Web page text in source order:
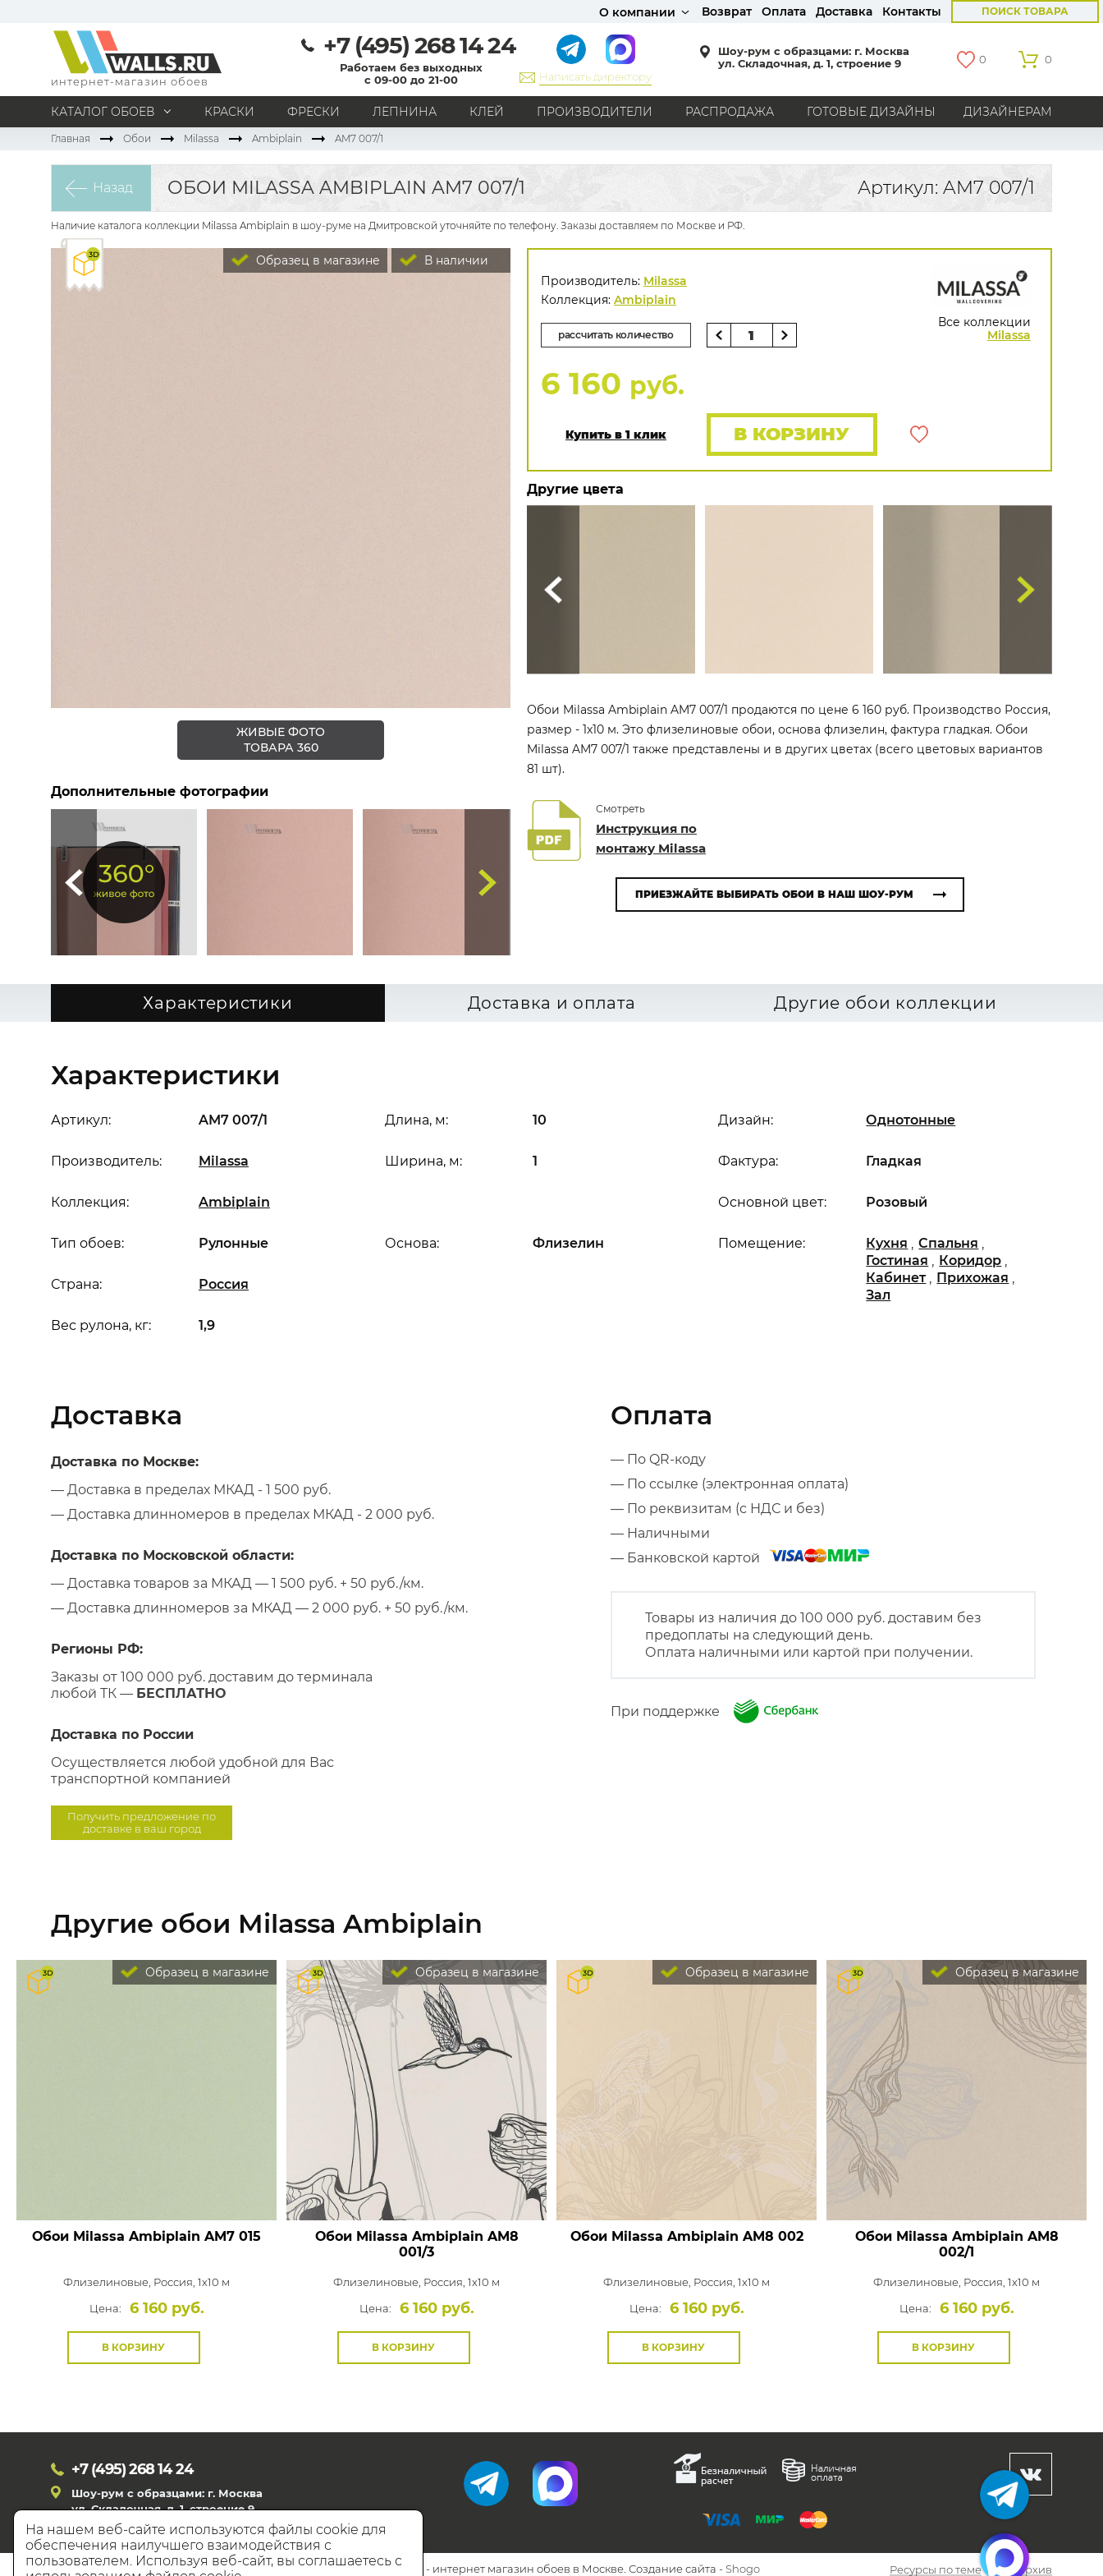
О компании Возврат Оплата Доставка Контакты ПОИСК ТОВАРА
интернет-магазин обоев
+7 (495) 268 14 24
Работаем без выходных
с 09-00 до 21-00
Написать директору
Шоу-рум с образцами: г. Москва
ул. Складочная, д. 1, строение 9
0 0
КАТАЛОГ ОБОЕВ КРАСКИ ФРЕСКИ ЛЕПНИНА КЛЕЙ ПРОИЗВОДИТЕЛИ РАСПРОДАЖА ГОТОВЫЕ ДИЗАЙНЫ ДИЗАЙНЕРАМ
МАТЕРИАЛ
Под покраску
Натуральные
Флизелиновые
Виниловые
Бумажные
Текстильные
Кантри
Модерн Прованс Хай-тек
Лофт
Классика
Английский стиль
Америка
Англия Бельгия
Германия
Голландия
Россия Все страны
ПОМЕЩЕНИЕ
Кабинет
Гостиная
РИСУНОК
Граффити
Карта мира
Под кирпич
С надписями
Однотонные
Цветы
Дамаск
Все рисунки
БРЕНДЫ
Bernardo Bartalucci
Zambaiti
AS Creation
Hygge Roll
Grandeco
ПОКАЗАТЬ ВСЕ ОБОИ
Главная Обои Milassa Ambiplain AM7 007/1
Назад ОБОИ MILASSA AMBIPLAIN AM7 007/1 Артикул: AM7 007/1
Наличие каталога коллекции Milassa Ambiplain в шоу-руме на Дмитровской уточняйте по телефону. Заказы доставляем по Москве и РФ.
В наличии
Образец в магазине
ЖИВЫЕ ФОТО
ТОВАРА 360
Дополнительные фотографии
Все коллекции
Milassa
Производитель: Milassa
Коллекция: Ambiplain
рассчитать количество
6 160 руб.
Купить в 1 клик В КОРЗИНУ
Другие цвета
Обои Milassa Ambiplain AM7 007/1 продаются по цене 6 160 руб. Производство Россия,
размер - 1x10 м. Это флизелиновые обои, основа флизелин, фактура гладкая. Обои
Milassa AM7 007/1 также представлены и в других цветах (всего цветовых вариантов
81 шт).
Смотреть
Инструкция по
монтажу Milassa
ПРИЕЗЖАЙТЕ ВЫБИРАТЬ ОБОИ В НАШ ШОУ-РУМ
Характеристики Доставка и оплата Другие обои коллекции
Характеристики
Артикул: AM7 007/1
Производитель: Milassa
Коллекция: Ambiplain
Длина, м: 10
Ширина, м: 1
Вес рулона, кг: 1,9
Основной цвет: Розовый
Дизайн: Однотонные
Основа: Флизелин Помещение: Кухня ,Спальня ,
Гостиная , Коридор ,
Кабинет , Прихожая ,
Зал
Страна: Россия
Тип обоев: Рулонные
Фактура: Гладкая
Доставка
Доставка по Москве:
— Доставка в пределах МКАД - 1 500 руб.
— Доставка длинномеров в пределах МКАД - 2 000 руб.
Доставка по Московской области:
— Доставка товаров за МКАД — 1 500 руб. + 50 руб./км.
— Доставка длинномеров за МКАД — 2 000 руб. + 50 руб./км.
Регионы РФ:
Заказы от 100 000 руб. доставим до терминала
любой ТК — БЕСПЛАТНО
Доставка по России
Осуществляется любой удобной для Вас
транспортной компанией
Получить предложение по
доставке в ваш город
Оплата
— По QR-коду
— По ссылке (электронная оплата)
— По реквизитам (с НДС и без)
— Наличными
— Банковской картой
Товары из наличия до 100 000 руб. доставим без
предоплаты на следующий день.
Оплата наличными или картой при получении.
При поддержке
Другие обои Milassa Ambiplain
Образец в магазине
Обои Milassa Ambiplain AM7 015
Флизелиновые, Россия, 1x10 м
Цена:
6 160 руб.
В КОРЗИНУ
Образец в магазине
Обои Milassa Ambiplain AM8
001/3
Флизелиновые, Россия, 1x10 м
Цена:
6 160 руб.
В КОРЗИНУ
Образец в магазине
Обои Milassa Ambiplain AM8 002
Флизелиновые, Россия, 1x10 м
Цена:
6 160 руб.
В КОРЗИНУ
Образец в магазине
Обои Milassa Ambiplain AM8
002/1
Флизелиновые, Россия, 1x10 м
Цена:
6 160 руб.
В КОРЗИНУ
+7 (495)268 14 24
Шоу-рум с образцами: г. Москва
ул. Складочная, д. 1, строение 9
© 2026 Walls.ru - интернет магазин обоев в Москве. Создание сайта - Shogo Ресурсы по теме Архив
На нашем веб-сайте используются файлы cookie для
обеспечения наилучшего взаимодействия с
пользователем. Используя веб-сайт, вы соглашаетесь с